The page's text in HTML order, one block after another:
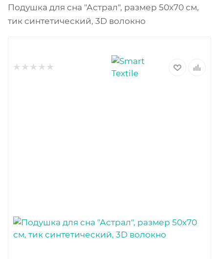
Подушка для сна "Астрал", размер 50х70 см,
тик синтетический, 3D волокно